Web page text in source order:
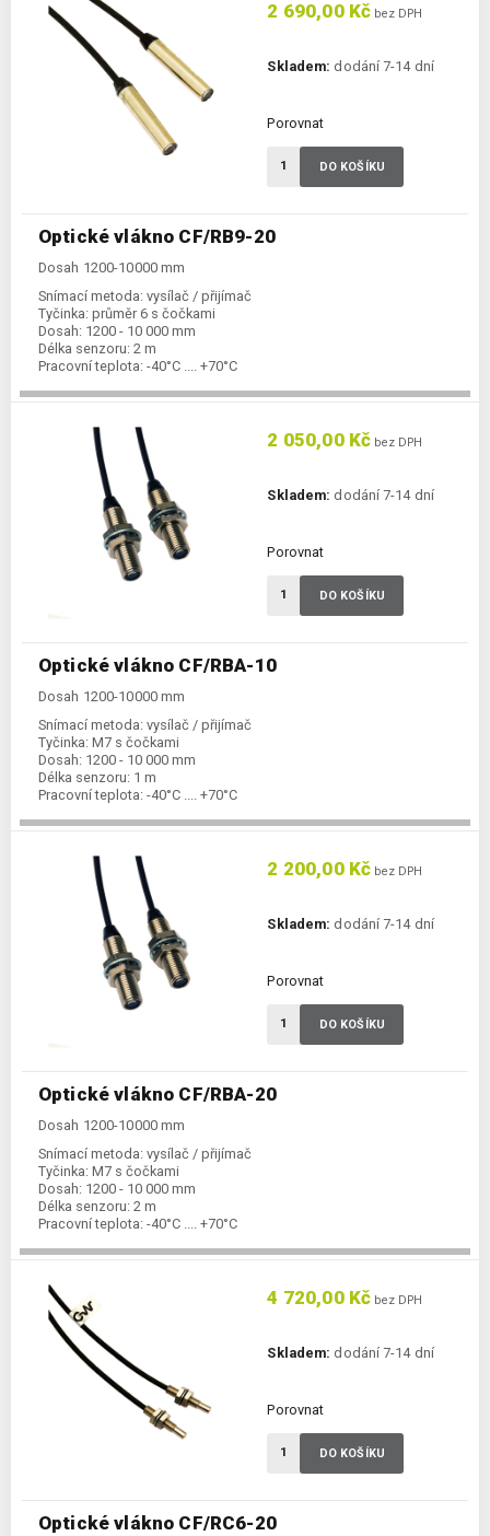
Optické vlákno CF/RB9-20
Dosah 1200-10000 mm
Snímací metoda: vysílač / přijímač
Tyčinka: průměr 6 s čočkami
Dosah: 1200 - 10 000 mm
Délka senzoru: 2 m
Pracovní teplota: -40°C .... +70°C
2 690,00 Kč bez DPH
Skladem: dodání 7-14 dní
Porovnat
DO KOŠÍKU
Optické vlákno CF/RBA-10
Dosah 1200-10000 mm
Snímací metoda: vysílač / přijímač
Tyčinka: M7 s čočkami
Dosah: 1200 - 10 000 mm
Délka senzoru: 1 m
Pracovní teplota: -40°C .... +70°C
2 050,00 Kč bez DPH
Skladem: dodání 7-14 dní
Porovnat
DO KOŠÍKU
Optické vlákno CF/RBA-20
Dosah 1200-10000 mm
Snímací metoda: vysílač / přijímač
Tyčinka: M7 s čočkami
Dosah: 1200 - 10 000 mm
Délka senzoru: 2 m
Pracovní teplota: -40°C .... +70°C
2 200,00 Kč bez DPH
Skladem: dodání 7-14 dní
Porovnat
DO KOŠÍKU
Optické vlákno CF/RC6-20
4 720,00 Kč bez DPH
Skladem: dodání 7-14 dní
Porovnat
DO KOŠÍKU